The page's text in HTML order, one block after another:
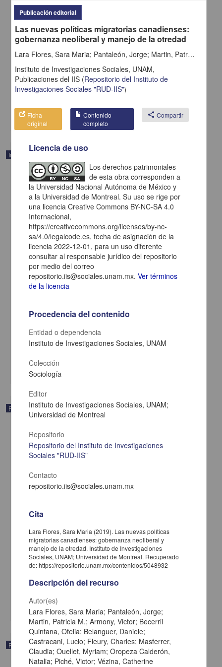
Kʼáax yéetel ichkolil
García Magdaleno, Pavel Alonso; Cabrera Franco, Ehécatl; Aranda,
Vianca; Pool Balam, Lorena - Instituto de Investigaciones Sociales,
UNAM; Consejo Nacional de Humanidades, Ciencias y
Tecnologías
2024-10-25
Imagen
García Magdaleno, Pavel Alonso; Cabrera Franco, Ehécatl; Aranda,
Vianca; Pool Balam, Lorena - Instituto de Investigaciones Sociales,
UNAM; Consejo Nacional de Humanidades, Ciencias y
Tecnologías
2024-10-25
Publicación editorial
Indigenizando los medios de comunicación: redes interculturales y
comunicación indígena en América Latina
2024-10-08
Ciencias Sociales y Económicas
Publicación editorial
Publicación editorial
Las nuevas políticas migratorias canadienses:
gobernanza neoliberal y manejo de la otredad
Lara Flores, Sara Maria; Pantaleón, Jorge; Martin, Patricia M.; Armony, Victor; Becerril Quintana, Ofelia; Belanguer, Daniele; Castracani, Lucio; Fleury, Charles; Masferrer, Claudia; Ouellet, Myriam; Oropeza Calderón, Natalia; Piché, Victor; Vézina, Catherine
Instituto de Investigaciones Sociales, UNAM,
Publicaciones del IIS (Repositorio del Instituto de
Investigaciones Sociales "RUD-IIS")
Ficha
original
Contenido
completo
share Compartir
Licencia de uso
Los derechos patrimoniales
de esta obra corresponden a
la Universidad Nacional Autónoma de México y
a la Universidad de Montreal. Su uso se rige por
una licencia Creative Commons BY-NC-SA 4.0
Internacional,
https://creativecommons.org/licenses/by-nc-
sa/4.0/legalcode.es, fecha de asignación de la
licencia 2022-12-01, para un uso diferente
consultar al responsable jurídico del repositorio
por medio del correo
repositorio.iis@sociales.unam.mx.Ver términos
de la licencia
Procedencia del contenido
Entidad o dependencia
Instituto de Investigaciones Sociales, UNAM
Colección
Sociología
Editor
Instituto de Investigaciones Sociales, UNAM;
Universidad de Montreal
Repositorio
Repositorio del Instituto de Investigaciones
Sociales "RUD-IIS"
Contacto
repositorio.iis@sociales.unam.mx
Cita
Lara Flores, Sara Maria (2019). Las nuevas políticas
migratorias canadienses: gobernanza neoliberal y
manejo de la otredad. Instituto de Investigaciones
Sociales, UNAM; Universidad de Montreal. Recuperado
de: https://repositorio.unam.mx/contenidos/5048932
Descripción del recurso
Autor(es)
Lara Flores, Sara Maria; Pantaleón, Jorge;
Martin, Patricia M.; Armony, Victor; Becerril
Quintana, Ofelia; Belanguer, Daniele;
Castracani, Lucio; Fleury, Charles; Masferrer,
Claudia; Ouellet, Myriam; Oropeza Calderón,
Natalia; Piché, Victor; Vézina, Catherine